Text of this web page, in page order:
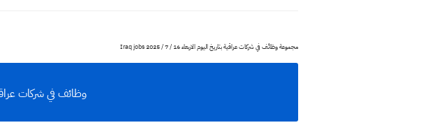
مجموعة وظائف في شركات عراقية بتاريخ اليوم الاربعاء 16 / 7 / 2025 Iraq jobs
وظائف في شركات عراقية